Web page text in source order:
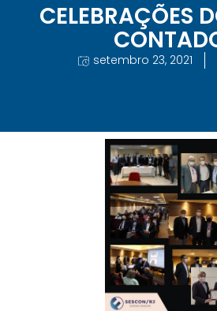
CELEBRAÇÕES
setembro 23, 2021